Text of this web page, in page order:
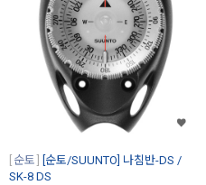
순토
[순토/SUUNTO] 나침반-DS /
SK-8 DS